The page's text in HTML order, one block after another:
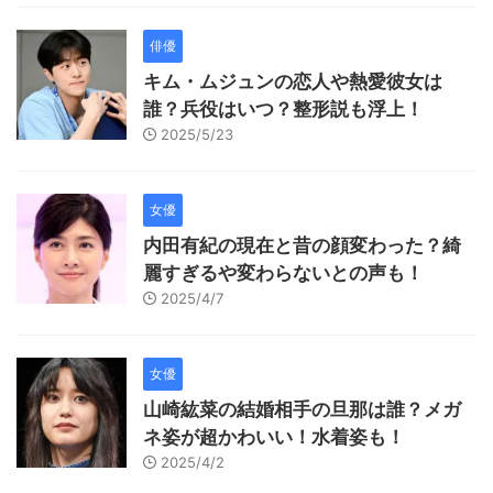
俳優
キム・ムジュンの恋人や熱愛彼女は
誰？兵役はいつ？整形説も浮上！
2025/5/23
女優
内田有紀の現在と昔の顔変わった？綺
麗すぎるや変わらないとの声も！
2025/4/7
女優
山崎紘菜の結婚相手の旦那は誰？メガ
ネ姿が超かわいい！水着姿も！
2025/4/2